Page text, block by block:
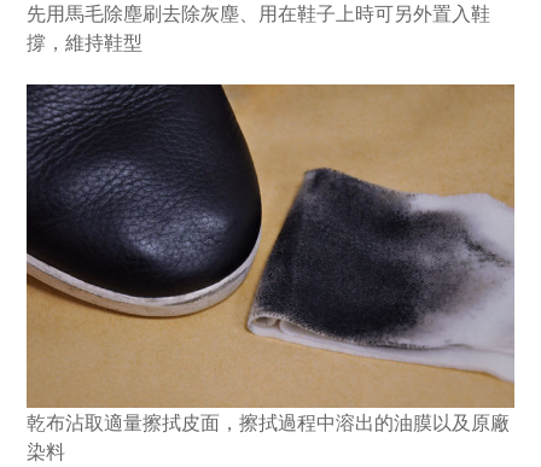
先用馬毛除塵刷去除灰塵、用在鞋子上時可另外置入鞋
撐，維持鞋型
乾布沾取適量擦拭皮面，擦拭過程中溶出的油膜以及原廠
染料